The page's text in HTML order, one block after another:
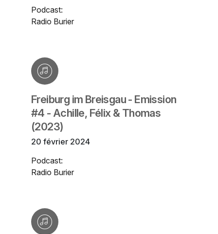
Podcast:
Radio Burier
Freiburg im Breisgau - Emission
#4 - Achille, Félix & Thomas
(2023)
20 février 2024
Podcast:
Radio Burier